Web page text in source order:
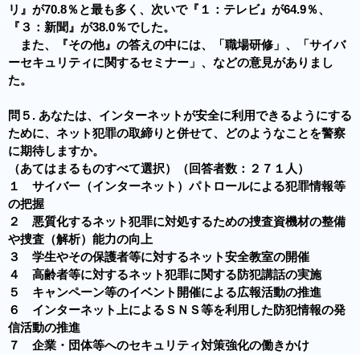
リ』が70.8％と最も多く、次いで『１：テレビ』が64.9％、
『３：新聞』が38.0％でした。
また、『その他』の答えの中には、「職場研修」、「サイバ
ーセキュリティに関するセミナー」、などの意見がありまし
た。
問５. あなたは、インターネットが安全に利用できるようにする
ために、ネット犯罪の取締りと併せて、どのようなことを警察
に期待しますか。
（あてはまるものすべて選択）（回答者数：２７１人）
１ サイバー（インターネット）パトロールによる犯罪情報等
の把握
２ 悪質化するネット犯罪に対処するための捜査資機材の整備
や捜査（解析）能力の向上
３ 学生やその保護者等に対するネット安全教室の開催
４ 高齢者等に対するネット犯罪に関する防犯講話の実施
５ キャンペーン等のイベント開催による広報活動の推進
６ インターネット上によるＳＮＳ等を利用した防犯情報の発
信活動の推進
７ 企業・団体等へのセキュリティ対策強化の働きかけ